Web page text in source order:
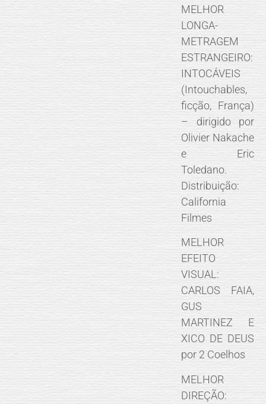
MELHOR
LONGA-
METRAGEM
ESTRANGEIRO:
INTOCÁVEIS
(Intouchables,
ficção, França)
– dirigido por
Olivier Nakache
e Eric
Toledano.
Distribuição:
California
Filmes
MELHOR
EFEITO
VISUAL:
CARLOS FAIA,
GUS
MARTINEZ E
XICO DE DEUS
por 2 Coelhos
MELHOR
DIREÇÃO: